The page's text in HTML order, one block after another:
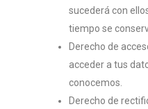
sucederá con
tiempo se
Derecho de
acceder a tus
conocemos.
Derecho de